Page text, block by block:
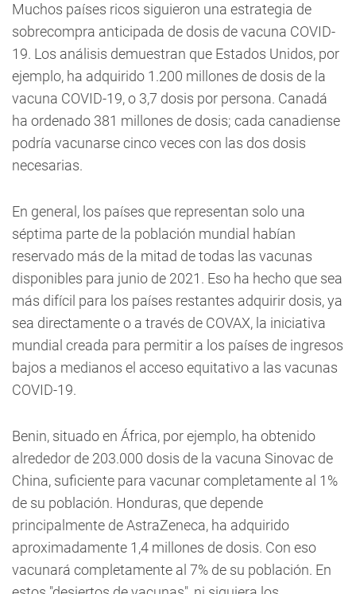
Muchos países ricos siguieron una estrategia de
sobrecompra anticipada de dosis de vacuna COVID-
19. Los análisis demuestran que Estados Unidos, por
ejemplo, ha adquirido 1.200 millones de dosis de la
vacuna COVID-19, o 3,7 dosis por persona. Canadá
ha ordenado 381 millones de dosis; cada canadiense
podría vacunarse cinco veces con las dos dosis
necesarias.
En general, los países que representan solo una
séptima parte de la población mundial habían
reservado más de la mitad de todas las vacunas
disponibles para junio de 2021. Eso ha hecho que sea
más difícil para los países restantes adquirir dosis, ya
sea directamente o a través de COVAX, la iniciativa
mundial creada para permitir a los países de ingresos
bajos a medianos el acceso equitativo a las vacunas
COVID-19.
Benin, situado en África, por ejemplo, ha obtenido
alrededor de 203.000 dosis de la vacuna Sinovac de
China, suficiente para vacunar completamente al 1%
de su población. Honduras, que depende
principalmente de AstraZeneca, ha adquirido
aproximadamente 1,4 millones de dosis. Con eso
vacunará completamente al 7% de su población. En